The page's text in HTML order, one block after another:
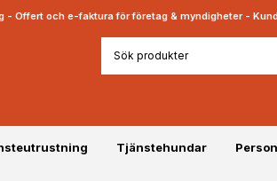
- Offert och e-faktura för företag & myndigheter -
Tjänstehundar